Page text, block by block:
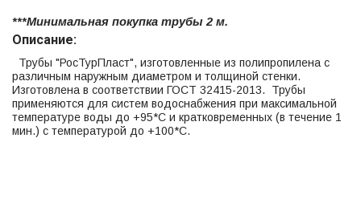
***Минимальная покупка трубы 2 м.
Описание:
Трубы "РосТурПласт", изготовленные из полипропилена с
различным наружным диаметром и толщиной стенки.
Изготовлена в соответствии ГОСТ 32415-2013. Трубы
применяются для систем водоснабжения при максимальной
температуре воды до +95*С и кратковременных (в течение 1
мин.) с температурой до +100*С.